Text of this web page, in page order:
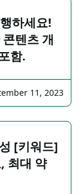
하세요!
텐츠 개
함.
11, 2023
[키워드]
최대 약